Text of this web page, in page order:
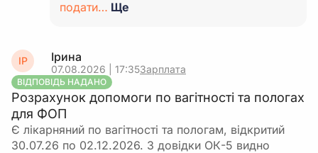
подати… Ще
ІР Ірина
07.08.2026 | 17:35Зарплата
ВІДПОВІДЬ НАДАНО
Розрахунок допомоги по вагітності та пологах
для ФОП
Є лікарняний по вагітності та пологам, відкритий
30.07.26 по 02.12.2026. З довідки ОК-5 видно